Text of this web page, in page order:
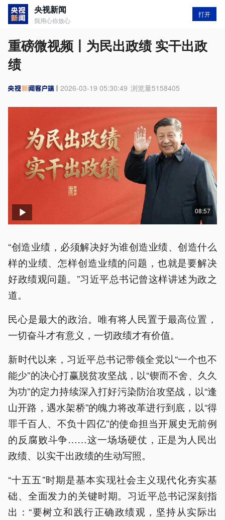
央视新闻
我用心你放心
打开
重磅微视频丨为民出政绩 实干出政
绩
2026-03-19 05:30:49 浏览量5158405
08:57
“创造业绩，必须解决好为谁创造业绩、创造什么
样的业绩、怎样创造业绩的问题，也就是要解决
好政绩观问题。”习近平总书记曾这样讲述为政之
道。
民心是最大的政治。唯有将人民置于最高位置，
一切奋斗才有意义，一切政绩才有价值。
新时代以来，习近平总书记带领全党以“一个也不
能少”的决心打赢脱贫攻坚战，以“锲而不舍、久久
为功”的定力持续深入打好污染防治攻坚战，以“逢
山开路，遇水架桥”的魄力将改革进行到底，以“得
罪千百人、不负十四亿”的使命担当开展史无前例
的反腐败斗争……这一场场硬仗，正是为人民出
政绩、以实干出政绩的生动写照。
“十五五”时期是基本实现社会主义现代化夯实基
础、全面发力的关键时期。习近平总书记深刻指
出：“要树立和践行正确政绩观，坚持从实际出